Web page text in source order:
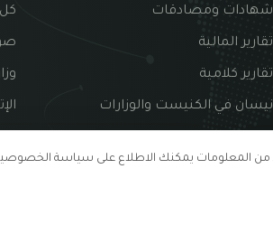
شهادات ومصادقات
تقارير المالية
تقارير كلامية
نيسان في الكنيست والوزارات